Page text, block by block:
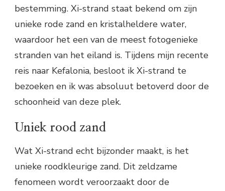
bestemming. Xi-strand staat bekend om zijn
unieke rode zand en kristalheldere water,
waardoor het een van de meest fotogenieke
stranden van het eiland is. Tijdens mijn recente
reis naar Kefalonia, besloot ik Xi-strand te
bezoeken en ik was absoluut betoverd door de
schoonheid van deze plek.
Uniek rood zand
Wat Xi-strand echt bijzonder maakt, is het
unieke roodkleurige zand. Dit zeldzame
fenomeen wordt veroorzaakt door de